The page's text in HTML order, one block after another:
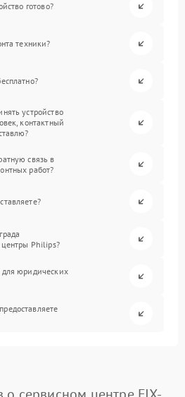
готово?
техники?
устройство
контактный
связь в
работ?
центры Philips?
юридических